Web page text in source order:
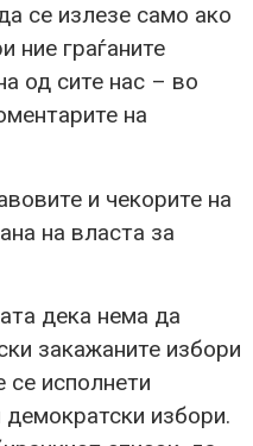
се излезе само ако
ние граѓаните
од сите нас – во
на
и чекорите на
на власта за
дека нема да
закажаните избори
се исполнети
избори.